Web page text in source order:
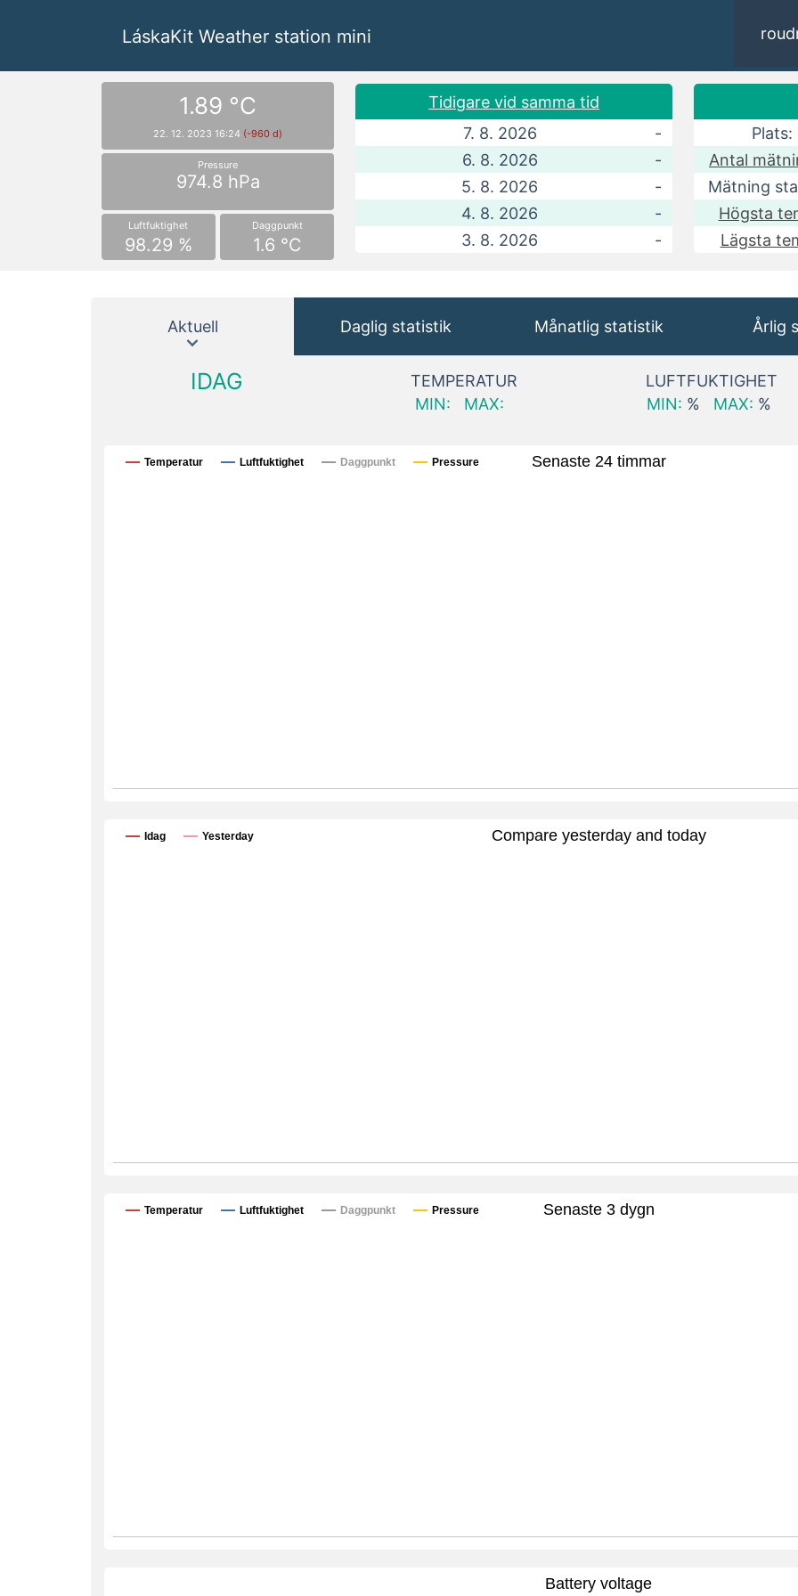
LáskaKit Weather station mini
1.89 °C
22. 12. 2023 16:24 (-960 d)
Pressure
974.8 hPa
Luftfuktighet
98.29 %
Daggpunkt
1.6 °C
Tidigare vid samma tid
7. 8. 2026
-
6. 8. 2026
-
5. 8. 2026
-
4. 8. 2026
-
3. 8. 2026
-
Plats:
Antal
Mätning
Högsta
Lägsta
Aktuell Daglig statistik Månatlig statistik Årlig
IDAG
TEMPERATUR
MIN:
MAX:
LUFTFUKTIGHET
MIN: % MAX: %
Senaste 24 timmar
Temperatur Luftfuktighet Daggpunkt Pressure
Compare yesterday and today
Idag Yesterday
Senaste 3 dygn
Temperatur Luftfuktighet Daggpunkt Pressure
Battery voltage